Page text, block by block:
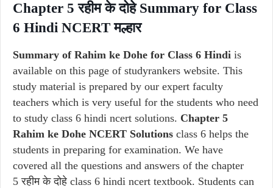
Chapter 5 रहीम के दोहे Summary for Class
6 Hindi NCERT मल्हार
Summary of Rahim ke Dohe for Class 6 Hindi is
available on this page of studyrankers website. This
study material is prepared by our expert faculty
teachers which is very useful for the students who need
to study class 6 hindi ncert solutions. Chapter 5
Rahim ke Dohe NCERT Solutions class 6 helps the
students in preparing for examination. We have
covered all the questions and answers of the chapter
5 रहीम के दोहे class 6 hindi ncert textbook. Students can